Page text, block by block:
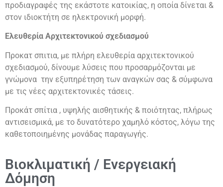
προδιαγραφές της εκάστοτε κατοικίας, η οποία δίνεται &
στον ιδιοκτήτη σε ηλεκτρονική μορφή.
Ελευθερία Αρχιτεκτονικού σχεδιασμού
Προκατ σπιτια, με πλήρη ελευθερία αρχιτεκτονικού
σχεδιασμού, δίνουμε λύσεις που προσαρμόζονται με
γνώμονα την εξυπηρέτηση των αναγκών σας & σύμφωνα
με τις νέες αρχιτεκτονικές τάσεις.
Προκάτ σπίτια , υψηλής αισθητικής & ποιότητας, πλήρως
αντισεισμικά, με το δυνατότερο χαμηλό κόστος, λόγω της
καθετοποιημένης μονάδας παραγωγής.
Βιοκλιματική / Ενεργειακή
Δόμηση